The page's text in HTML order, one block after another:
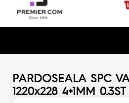
PARDOSEALA SPC
1220x228 4+1MM 0.3ST